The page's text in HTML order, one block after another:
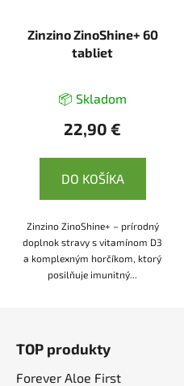
Zinzino ZinoShine+ 60
tabliet
📦 Skladom
22,90 €
DO KOŠÍKA
Zinzino ZinoShine+ – prírodný
doplnok stravy s vitamínom D3
a komplexným horčíkom, ktorý
posilňuje imunitný...
TOP produkty
Forever Aloe First